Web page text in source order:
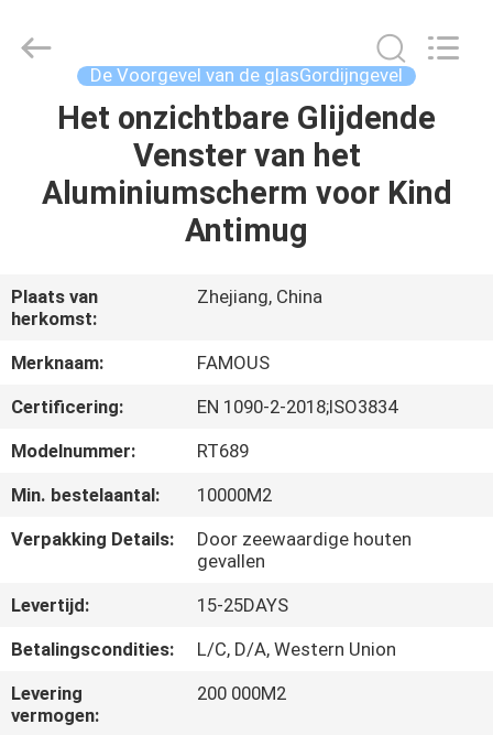
HUIS
PRODUCTEN
ONS
FABRIEKSREIS
KWALITEITSCONTROLE
CONTACTEER
ONS
NIEUWS
GEVALLEN
FASEC
Buildings
De Voorgevel van de glasGordijngevel
Het onzichtbare Glijdende
Venster van het
Aluminiumscherm voor Kind
Antimug
Plaats van
herkomst:
Zhejiang, China
Merknaam:
FAMOUS
Certificering:
EN 1090-2-2018;ISO3834
Modelnummer:
RT689
Min. bestelaantal:
10000M2
Verpakking Details:
Door zeewaardige houten
gevallen
Levertijd:
15-25DAYS
Betalingscondities:
L/C, D/A, Western Union
Levering
vermogen:
200 000M2